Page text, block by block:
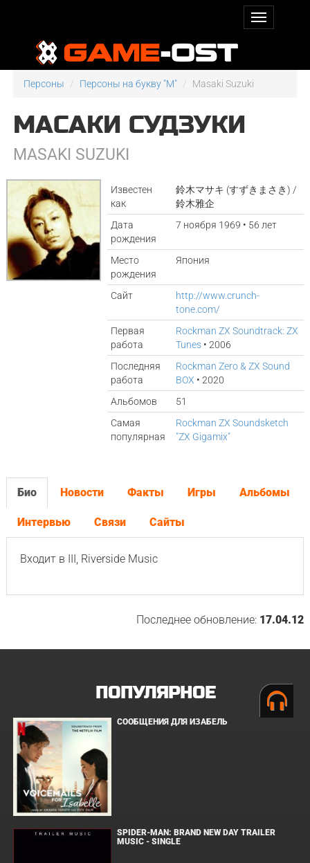
Персоны Персоны на букву "M" Masaki Suzuki
МАСАКИ СУДЗУКИ
MASAKI SUZUKI
Известен
как
鈴木マサキ (すずきまさき) /
鈴木雅企
Дата
рождения
7 ноября 1969 • 56 лет
Место
рождения
Япония
Сайт
http://www.crunch-
tone.com/
Первая
работа
Rockman ZX Soundtrack: ZX
Tunes • 2006
Последняя
работа
Rockman Zero & ZX Sound
BOX • 2020
Альбомов
51
Самая
популярная
Rockman ZX Soundsketch
"ZX Gigamix"
Био Новости Факты Игры Альбомы
Интервью Связи Сайты
Входит в III, Riverside Music
Последнее обновление: 17.04.12
ПОПУЛЯРНОЕ
СООБЩЕНИЯ ДЛЯ ИЗАБЕЛЬ
SPIDER-MAN: BRAND NEW DAY TRAILER
MUSIC - SINGLE